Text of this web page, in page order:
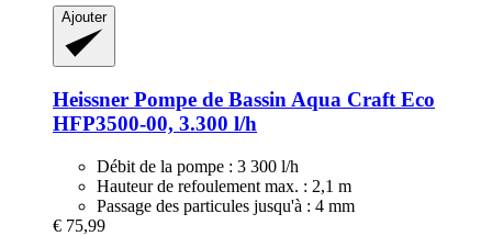
Ajouter
Heissner Pompe de Bassin Aqua Craft Eco
HFP3500-​00, 3.300 l/h
Débit de la pompe : 3 300 l/h
Hauteur de refoulement max. : 2,1 m
Passage des particules jusqu'à : 4 mm
€ 75,99